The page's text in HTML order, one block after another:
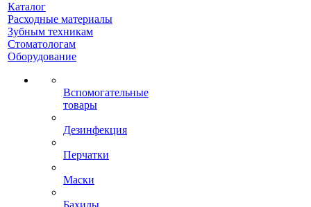
Каталог
Расходные материалы
Зубным техникам
Стоматологам
Оборудование
Вспомогательные
товары
Дезинфекция
Перчатки
Маски
Бахилы